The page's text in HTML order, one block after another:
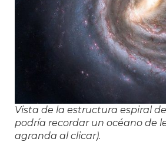
Vista de la estructura espiral
podría recordar un océano de
agranda al clicar).